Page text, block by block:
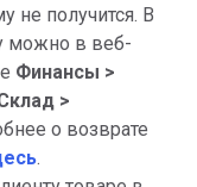
не получится. В
можно в веб-
Финансы >
>
о возврате
.